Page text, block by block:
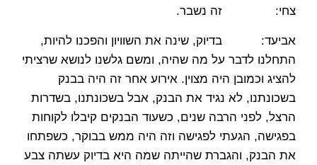
צחי: זה נשבר.
אביעד: בדיוק, שינה את השוויון והפכנו להיות,
התחלנו לדבר על מה שהיה, ומשם גלשנו לנושא שרציתי
להציג וכמובן היה מצוין. אירוע אחר זה היה בבנק
בשכונתנו, לא נגיד את הבנק, אבל בשכונתנו, בשדרות
הרצל, לפני הרבה שנים, כשעוד הבנקים קיבלו לקוחות
בפגישה, הגעתי לפגישה וזה היה ממש בבוקר, כשפתחו
את הבנק, והגברת שהייתה שמה היא בדיוק עשתה צבע